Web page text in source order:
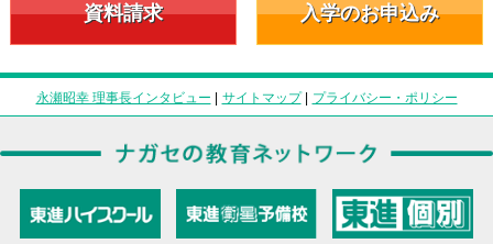
資料請求 入学のお申込み
永瀬昭幸 理事長インタビュー | サイトマップ| プライバシー・ポリシー